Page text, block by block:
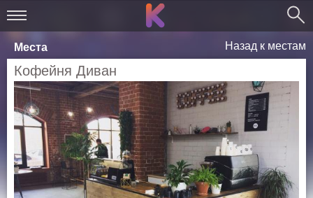
Места Назад к местам
Кофейня Диван